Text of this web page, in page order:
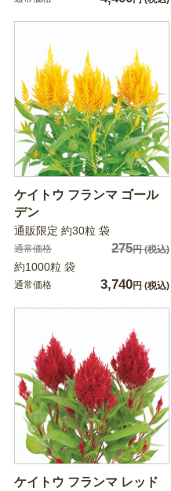
ケイトウ フランマ ゴール
デン
通販限定 約30粒 袋
通常価格 275円(税込)
約1000粒 袋
通常価格 3,740円 (税込)
ケイトウ フランマ レッド